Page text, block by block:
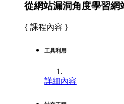
從網站漏洞角度學習網
{ 課程內容 }
工具利用
詳細內容